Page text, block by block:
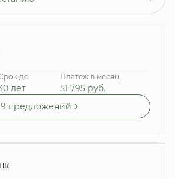
до
лет
Платеж в месяц
51 795 руб.
9 предложений